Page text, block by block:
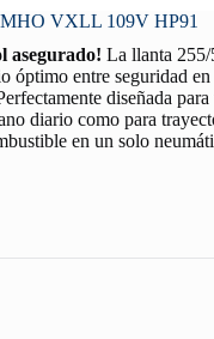
VXLL 109V HP91
asegurado! La llanta
óptimo entre seguridad
diseñada
diario como para
en un solo